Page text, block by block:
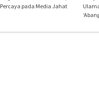
pada Media Jahat